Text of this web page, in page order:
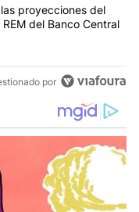
y dólar: cuáles
proyecciones del
del Banco Central
por